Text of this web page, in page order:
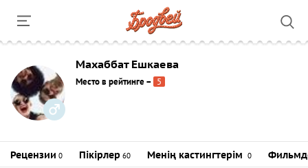
Махаббат Ешкаева
Место в рейтинге– 5
Рецензии 0 Пікірлер 60 Менің кастингтерім 0